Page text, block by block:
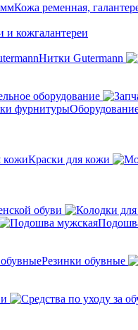
Кожа ременная,
и кожгалантереи
Нитки Gutermann
оборудование
Краски для кожи
обуви
Резинки обувные